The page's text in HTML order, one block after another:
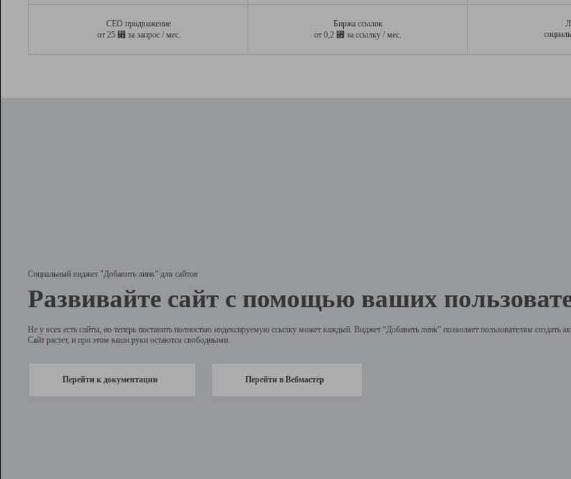
СЕО продвижение
от 25 ⃏ за запрос / мес.
Биржа ссылок
от 0,2 ⃏ за ссылку / мес.
Социальный виджет "Добавить линк" для сайтов
Развивайте сайт с помощью ваших
Не у всех есть сайты, но теперь поставить полностью индексируемую ссылку может каждый. Виджет “Добавить линк” позволяет пользователям создать
Сайт растет, и при этом ваши руки остаются свободными.
Перейти к документации Перейти в Вебмастер